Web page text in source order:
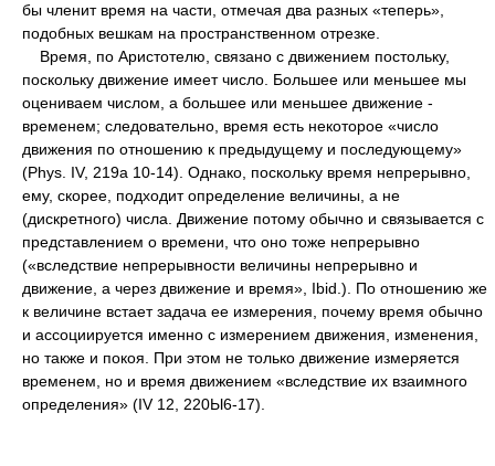
бы членит время на части, отмечая два разных «теперь»,
подобных вешкам на пространственном отрезке.
Время, по Аристотелю, связано с движением постольку,
поскольку движение имеет число. Большее или меньшее мы
оцениваем числом, а большее или меньшее движение -
временем; следовательно, время есть некоторое «число
движения по отношению к предыдущему и последующему»
(Phys. IV, 219а 10-14). Однако, поскольку время непрерывно,
ему, скорее, подходит определение величины, а не
(дискретного) числа. Движение потому обычно и связывается с
представлением о времени, что оно тоже непрерывно
(«вследствие непрерывности величины непрерывно и
движение, а через движение и время», Ibid.). По отношению же
к величине встает задача ее измерения, почему время обычно
и ассоциируется именно с измерением движения, изменения,
но также и покоя. При этом не только движение измеряется
временем, но и время движением «вследствие их взаимного
определения» (IV 12, 220Ы6-17).